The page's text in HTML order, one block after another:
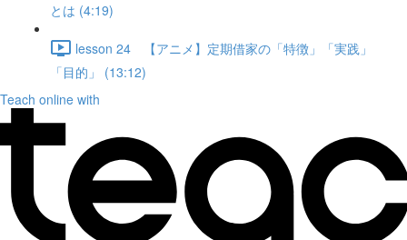
とは (4:19)
lesson 24 【アニメ】定期借家の「特徴」「実践」
「目的」 (13:12)
Teach online with